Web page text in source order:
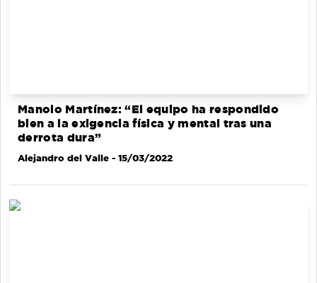
Manolo Martínez: “El equipo ha respondido
bien a la exigencia física y mental tras una
derrota dura”
Alejandro del Valle - 15/03/2022